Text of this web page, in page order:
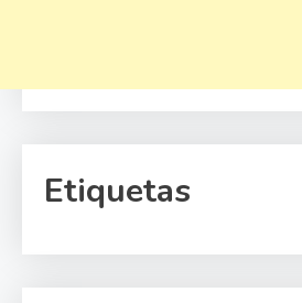
Etiquetas